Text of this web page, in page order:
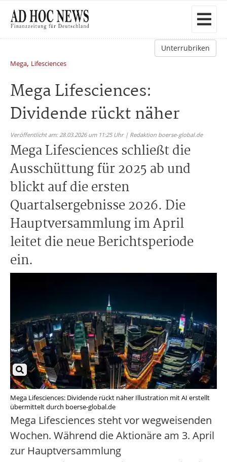
Unterrubriken
Mega, Lifesciences
Mega Lifesciences:
Dividende rückt näher
Veröffentlicht am: 28.03.2026 um 11:25 Uhr | Redaktion boerse-global.de
Mega Lifesciences schließt die
Ausschüttung für 2025 ab und
blickt auf die ersten
Quartalsergebnisse 2026. Die
Hauptversammlung im April
leitet die neue Berichtsperiode
ein.
Mega Lifesciences: Dividende rückt näher Illustration mit AI erstellt
übermittelt durch boerse-global.de
Mega Lifesciences steht vor wegweisenden
Wochen. Während die Aktionäre am 3. April
zur Hauptversammlung